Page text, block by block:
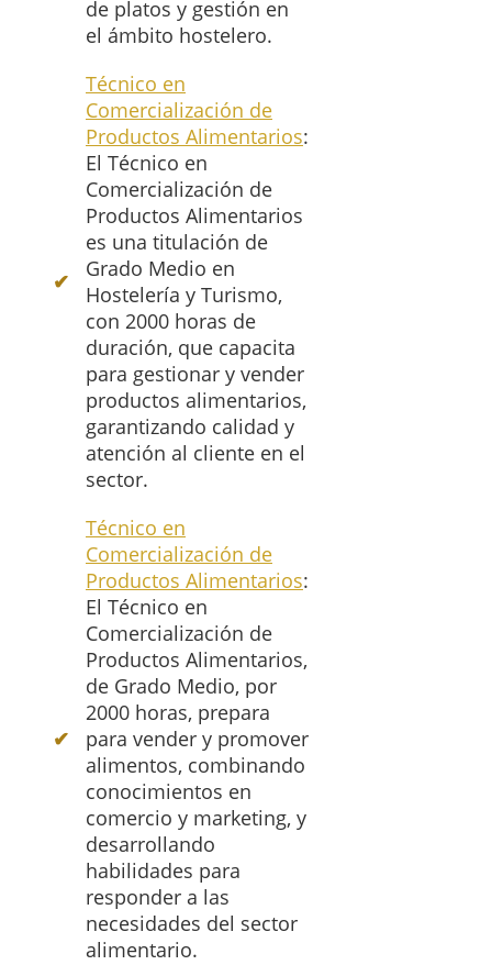
de platos y gestión en
el ámbito hostelero.
Técnico en
Comercialización de
Productos Alimentarios:
El Técnico en
Comercialización de
Productos Alimentarios
es una titulación de
Grado Medio en
Hostelería y Turismo,
con 2000 horas de
duración, que capacita
para gestionar y vender
productos alimentarios,
garantizando calidad y
atención al cliente en el
sector.
Técnico en
Comercialización de
Productos Alimentarios:
El Técnico en
Comercialización de
Productos Alimentarios,
de Grado Medio, por
2000 horas, prepara
para vender y promover
alimentos, combinando
conocimientos en
comercio y marketing, y
desarrollando
habilidades para
responder a las
necesidades del sector
alimentario.